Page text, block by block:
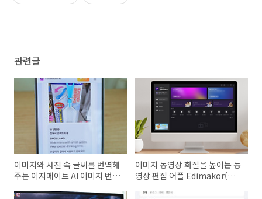
관련글
이미지와 사진 속 글씨를 번역해
주는 이지메이트 AI 이미지 번역
이미지 동영상 화질을 높이는 동
영상 편집 어플 Edimakor(에